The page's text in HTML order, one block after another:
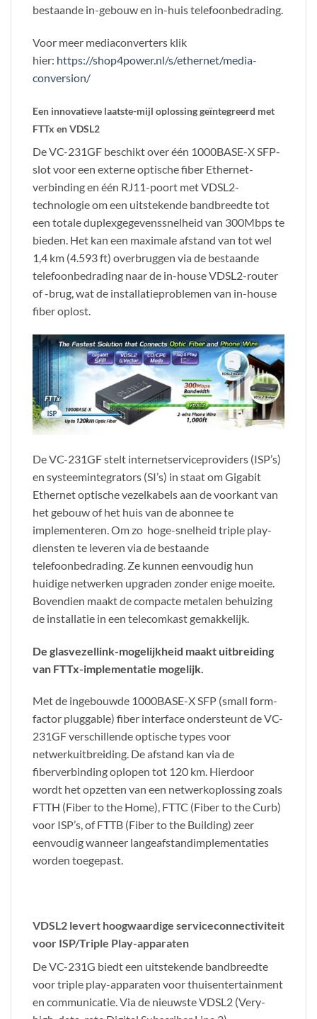
bestaande in-gebouw en in-huis telefoonbedrading.
Voor meer mediaconverters klik
hier: https://shop4power.nl/s/ethernet/media-
conversion/
Een innovatieve laatste-mijl oplossing geïntegreerd met
FTTx en VDSL2
De VC-231GF beschikt over één 1000BASE-X SFP-
slot voor een externe optische fiber Ethernet-
verbinding en één RJ11-poort met VDSL2-
technologie om een uitstekende bandbreedte tot
een totale duplexgegevenssnelheid van 300Mbps te
bieden. Het kan een maximale afstand van tot wel
1,4 km (4.593 ft) overbruggen via de bestaande
telefoonbedrading naar de in-house VDSL2-router
of -brug, wat de installatieproblemen van in-house
fiber oplost.
De VC-231GF stelt internetserviceproviders (ISP’s)
en systeemintegrators (SI’s) in staat om Gigabit
Ethernet optische vezelkabels aan de voorkant van
het gebouw of het huis van de abonnee te
implementeren. Om zo hoge-snelheid triple play-
diensten te leveren via de bestaande
telefoonbedrading. Ze kunnen eenvoudig hun
huidige netwerken upgraden zonder enige moeite.
Bovendien maakt de compacte metalen behuizing
de installatie in een telecomkast gemakkelijk.
De glasvezellink-mogelijkheid maakt uitbreiding
van FTTx-implementatie mogelijk.
Met de ingebouwde 1000BASE-X SFP (small form-
factor pluggable) fiber interface ondersteunt de VC-
231GF verschillende optische types voor
netwerkuitbreiding. De afstand kan via de
fiberverbinding oplopen tot 120 km. Hierdoor
wordt het opzetten van een netwerkoplossing zoals
FTTH (Fiber to the Home), FTTC (Fiber to the Curb)
voor ISP’s, of FTTB (Fiber to the Building) zeer
eenvoudig wanneer langeafstandimplementaties
worden toegepast.
VDSL2 levert hoogwaardige serviceconnectiviteit
voor ISP/Triple Play-apparaten
De VC-231G biedt een uitstekende bandbreedte
voor triple play-apparaten voor thuisentertainment
en communicatie. Via de nieuwste VDSL2 (Very-